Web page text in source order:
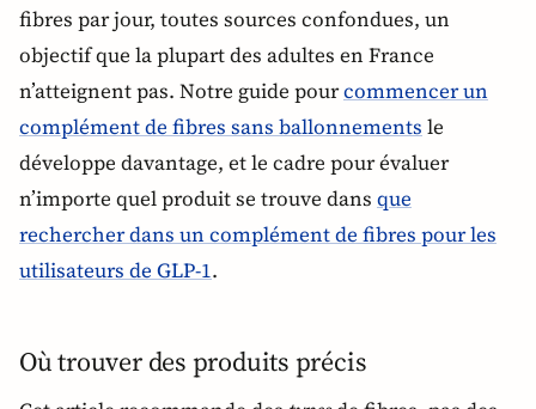
fibres par jour, toutes sources confondues, un
objectif que la plupart des adultes en France
n’atteignent pas. Notre guide pourcommencer un
complément de fibres sans ballonnements le
développe davantage, et le cadre pour évaluer
n’importe quel produit se trouve dans que
rechercher dans un complément de fibres pour les
utilisateurs de GLP-1.
Où trouver des produits précis